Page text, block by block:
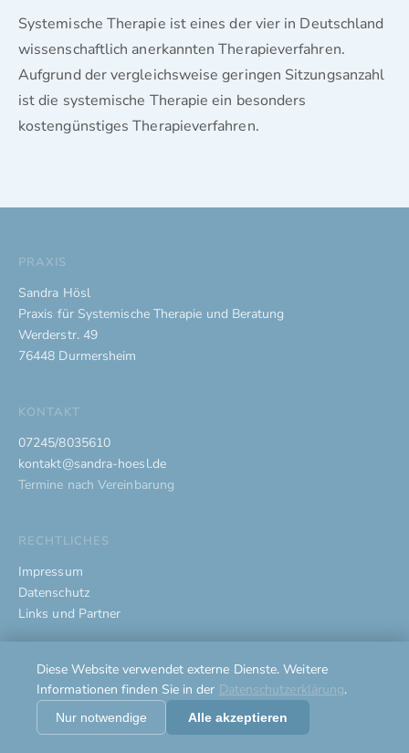
Systemische Therapie ist eines der vier in Deutschland
wissenschaftlich anerkannten Therapieverfahren.
Aufgrund der vergleichsweise geringen Sitzungsanzahl
ist die systemische Therapie ein besonders
kostengünstiges Therapieverfahren.
PRAXIS
Sandra Hösl
Praxis für Systemische Therapie und Beratung
Werderstr. 49
76448 Durmersheim
KONTAKT
07245/8035610
kontakt@sandra-hoesl.de
Termine nach Vereinbarung
RECHTLICHES
Impressum
Datenschutz
Links und Partner
Rechte vorbehalten.
Made with ❤︎ byRudigier Webdesign
Diese Website verwendet externe Dienste. Weitere
Informationen finden Sie in der Datenschutzerklärung.
Nur notwendige Alle akzeptieren